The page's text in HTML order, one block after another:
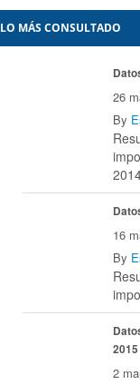
LO MÁS CONSULTADO
26
By
16
By
2015
2